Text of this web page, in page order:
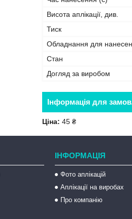
Висота аплікації, див.
Тиск
Обладнання для
Стан
Догляд за виробом
Інформація для
Ціна: 45 ₴
ІНФОРМАЦІЯ
Фото аплікацій
Аплікації на виробах
Про компанію